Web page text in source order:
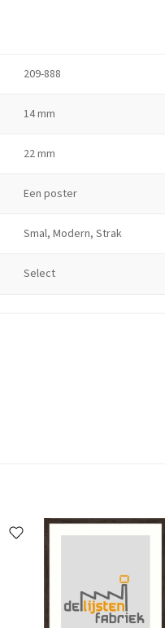
209-888
14 mm
22 mm
Een poster
Smal, Modern, Strak
Select